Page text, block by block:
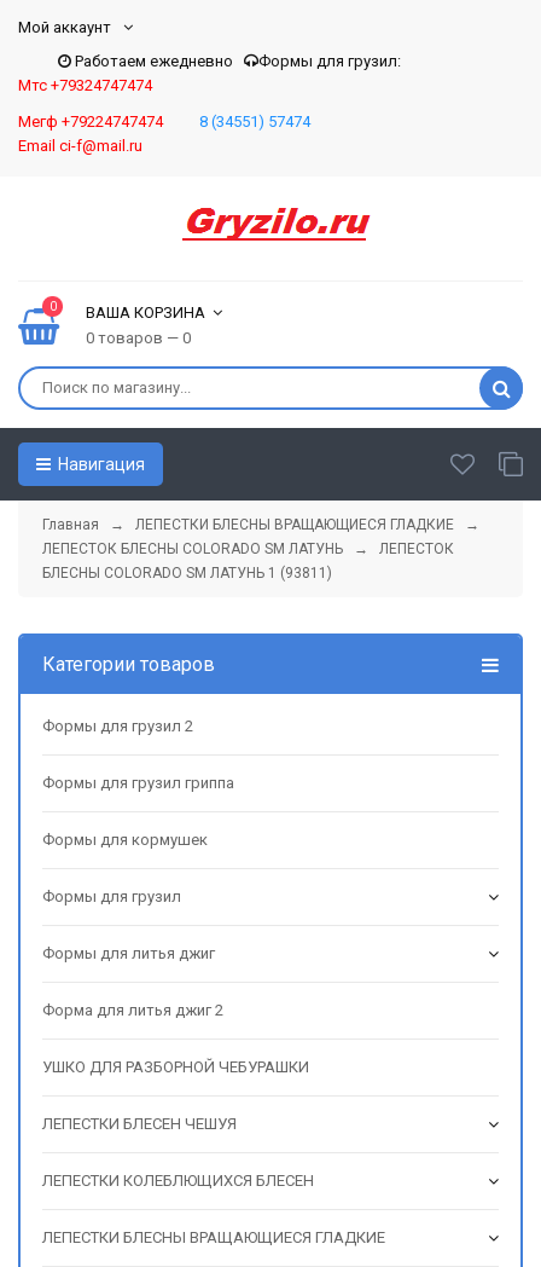
Мой аккаунт
Работаем ежедневно
Формы для грузил:
Мтс +79324747474
Мегф +79224747474
8 (34551) 57474
Email ci-f@mail.ru
0
ВАША КОРЗИНА
0 товаров — 0
Навигация
Главная → ЛЕПЕСТКИ БЛЕСНЫ ВРАЩАЮЩИЕСЯ ГЛАДКИЕ
→
ЛЕПЕСТОК БЛЕСНЫ COLORADO SM ЛАТУНЬ
→ ЛЕПЕСТОК
БЛЕСНЫ COLORADO SM ЛАТУНЬ 1 (93811)
Категории товаров
Формы для грузил 2
Формы для грузил гриппа
Формы для кормушек
Формы для грузил
Формы для литья джиг
Форма для литья джиг 2
УШКО ДЛЯ РАЗБОРНОЙ ЧЕБУРАШКИ
ЛЕПЕСТКИ БЛЕСЕН ЧЕШУЯ
ЛЕПЕСТКИ КОЛЕБЛЮЩИХСЯ БЛЕСЕН
ЛЕПЕСТКИ БЛЕСНЫ ВРАЩАЮЩИЕСЯ ГЛАДКИЕ